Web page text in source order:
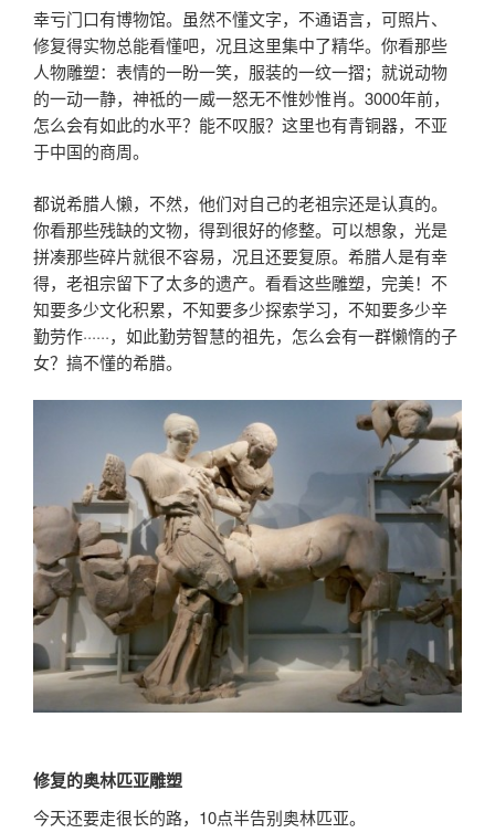
幸亏门口有博物馆。虽然不懂文字，不通语言，可照片、
修复得实物总能看懂吧，况且这里集中了精华。你看那些
人物雕塑：表情的一盼一笑，服装的一纹一摺；就说动物
的一动一静，神祗的一威一怒无不惟妙惟肖。3000年前，
怎么会有如此的水平？能不叹服？这里也有青铜器，不亚
于中国的商周。
都说希腊人懒，不然，他们对自己的老祖宗还是认真的。
你看那些残缺的文物，得到很好的修整。可以想象，光是
拼凑那些碎片就很不容易，况且还要复原。希腊人是有幸
得，老祖宗留下了太多的遗产。看看这些雕塑，完美！不
知要多少文化积累，不知要多少探索学习，不知要多少辛
勤劳作······，如此勤劳智慧的祖先，怎么会有一群懒惰的子
女？搞不懂的希腊。
修复的奥林匹亚雕塑
今天还要走很长的路，10点半告别奥林匹亚。